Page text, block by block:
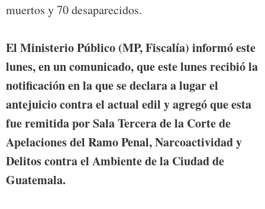
muertos y 70 desaparecidos.
El Ministerio Público (MP, Fiscalía) informó este
lunes, en un comunicado, que este lunes recibió la
notificación en la que se declara a lugar el
antejuicio contra el actual edil y agregó que esta
fue remitida por Sala Tercera de la Corte de
Apelaciones del Ramo Penal, Narcoactividad y
Delitos contra el Ambiente de la Ciudad de
Guatemala.